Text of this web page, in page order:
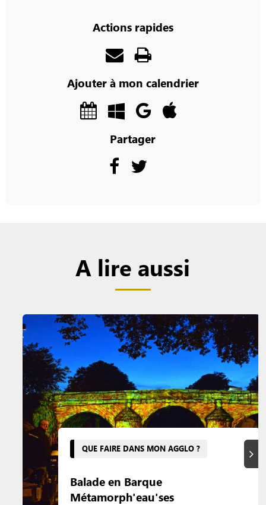
Actions rapides
Ajouter à mon calendrier
Partager
A lire aussi
QUE FAIRE DANS MON AGGLO ?
Balade en Barque
Métamorph'eau'ses